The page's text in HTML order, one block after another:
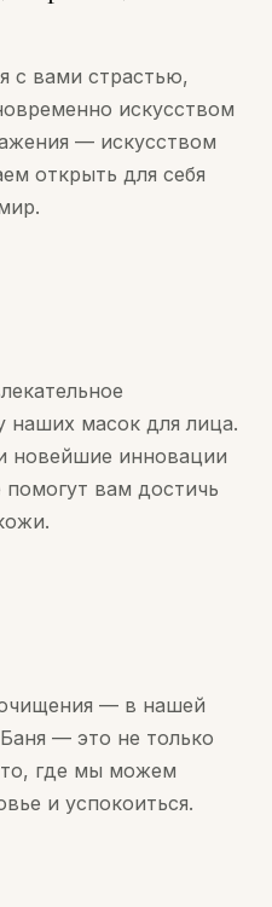
с вами страстью,
искусством
— искусством
открыть для себя
наших масок для лица.
новейшие инновации
вам достичь
— в нашей
— это не только
где мы можем
и успокоиться.